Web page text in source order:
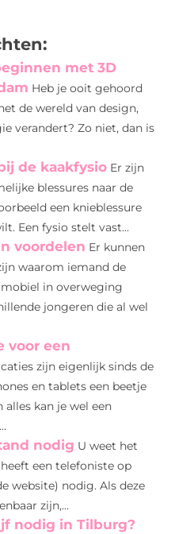
met 3D
Heb je ooit gehoord
de wereld van design,
verandert? Zo niet, dan is
de kaakfysio Er zijn
blessures naar de
een knieblessure
Een fysio stelt vast...
voordelen Er kunnen
waarom iemand de
in overweging
jongeren die al wel
voor een
zijn eigenlijk sinds de
en tablets een beetje
alles kan je wel een
nodig U weet het
een telefoniste op
website) nodig. Als deze
zijn,...
nodig in Tilburg?